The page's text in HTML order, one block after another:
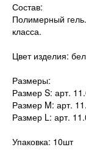
Состав:
Полимерный
класса.
Цвет изделия:
Размеры:
Размер S: арт.
Размер M: арт.
Размер L: арт.
Упаковка: 10шт